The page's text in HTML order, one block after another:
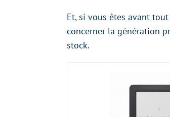
Et, si vous êtes avant
concerner la génération
stock.